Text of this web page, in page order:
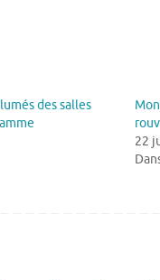
des salles
22